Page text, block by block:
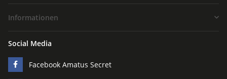
Informationen
Social Media
Facebook Amatus Secret